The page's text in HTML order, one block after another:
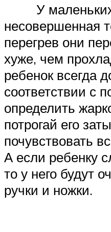
У маленьких
несовершенная
перегрев они
хуже, чем
ребенок всегда
соответствии с
определить
потрогай его
почувствовать
А если ребенку
то у него будут
ручки и ножки.